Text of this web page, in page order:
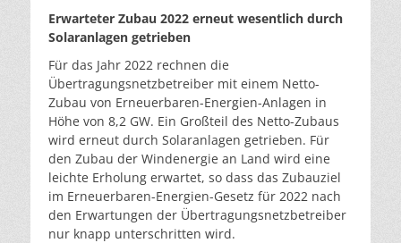
Erwarteter Zubau 2022 erneut wesentlich durch
Solaranlagen getrieben
Für das Jahr 2022 rechnen die
Übertragungsnetzbetreiber mit einem Netto-
Zubau von Erneuerbaren-Energien-Anlagen in
Höhe von 8,2 GW. Ein Großteil des Netto-Zubaus
wird erneut durch Solaranlagen getrieben. Für
den Zubau der Windenergie an Land wird eine
leichte Erholung erwartet, so dass das Zubauziel
im Erneuerbaren-Energien-Gesetz für 2022 nach
den Erwartungen der Übertragungsnetzbetreiber
nur knapp unterschritten wird.